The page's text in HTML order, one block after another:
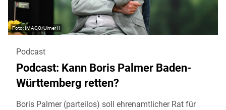
IMAGO/Ulmer II
Podcast
Podcast: Kann Boris Palmer Baden-
Württemberg retten?
Boris Palmer (parteilos) soll ehrenamtlicher Rat für